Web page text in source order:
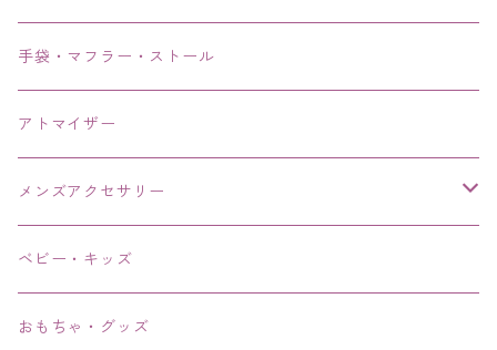
手袋・マフラー・ストール
アトマイザー
メンズアクセサリー
リング、指輪
ブレスレット、バングル、ブレス、腕輪
ベビー・キッズ
おもちゃ・グッズ